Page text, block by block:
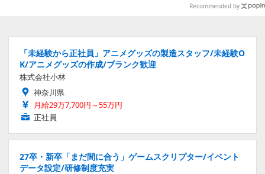
Recommended by
「未経験から正社員」アニメグッズの製造スタッフ/未経験O
K/アニメグッズの作成/ブランク歓迎
株式会社小林
神奈川県
月給29万7,700円～55万円
正社員
27卒・新卒「まだ間に合う」ゲームスクリプター/イベント
データ設定/研修制度充実